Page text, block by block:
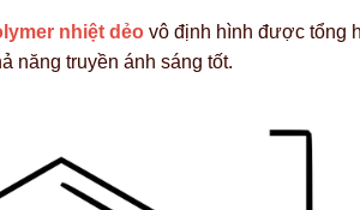
nhiệt dẻo vô định hình được tổng
năng truyền ánh sáng tốt.